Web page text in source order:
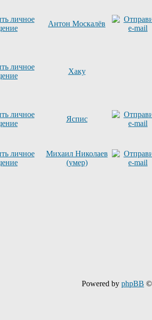
Антон Москалёв
Хаку
Яспис
Михаил Николаев
(умер)
Powered by phpBB ©